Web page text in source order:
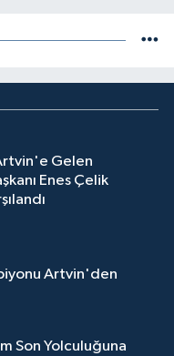
Gelen
Enes Çelik
Artvin'den
Son Yolculuğuna